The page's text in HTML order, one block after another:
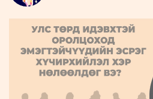
Бүртгүүлэх
хөгжил
Leaderships
forum
ФОТО
УРЛАГ